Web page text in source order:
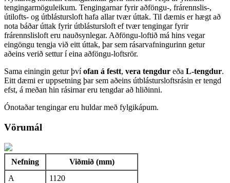
tengingarmöguleikum. Tengingarnar fyrir aðföngu-, frárennslis-,
útilofts- og útblástursloft hafa allar tvær úttak. Til dæmis er hægt að
nota báðar úttak fyrir útblástursloft ef tvær tengingar fyrir
frárennslisloft eru nauðsynlegar. Aðföngu-loftið má hins vegar
eingöngu tengja við eitt úttak, þar sem rásarvafningurinn getur
aðeins verið settur í eina aðföngu-loftsrör.
Sama einingin getur þvíofan á festt, vera tengdur eða L-tengdur.
Eitt dæmi er uppsetning þar sem aðeins útblástursloftsrásin er tengd
efst, á meðan hin rásirnar eru tengdar að hliðinni.
Ónotaðar tengingar eru huldar með fylgikápum.
Vörumál
Nefning
Viðmið (mm)
A
1120